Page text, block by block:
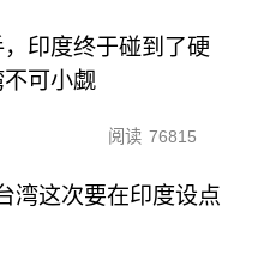
印度终于碰到了硬
可小觑
阅读 76815
湾这次要在印度设点